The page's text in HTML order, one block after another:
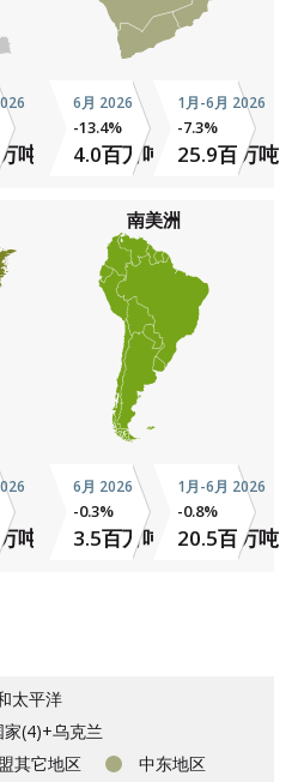
吨
6月 2026
-13.4%
4.0百万吨
1月-6月 2026
-7.3%
25.9百万吨
吨
南美洲
6月 2026
-0.3%
3.5百万吨
1月-6月 2026
-0.8%
20.5百万吨
太平洋
(4)+乌克兰
其它地区 中东地区